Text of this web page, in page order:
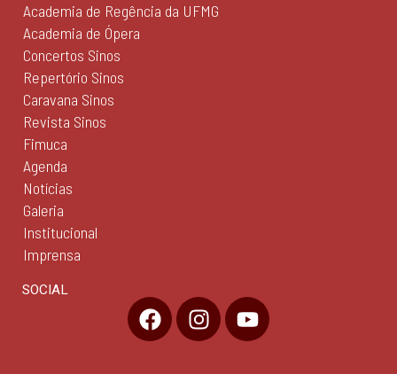
Academia de Regência da UFMG
Academia de Ópera
Concertos Sinos
Repertório Sinos
Caravana Sinos
Revista Sinos
Fimuca
Agenda
Notícias
Galeria
Institucional
Imprensa
SOCIAL